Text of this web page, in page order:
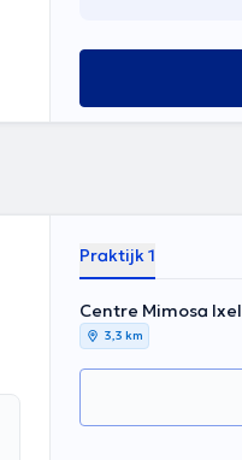
Praktijk 1
Centre Mimosa
3,3 km